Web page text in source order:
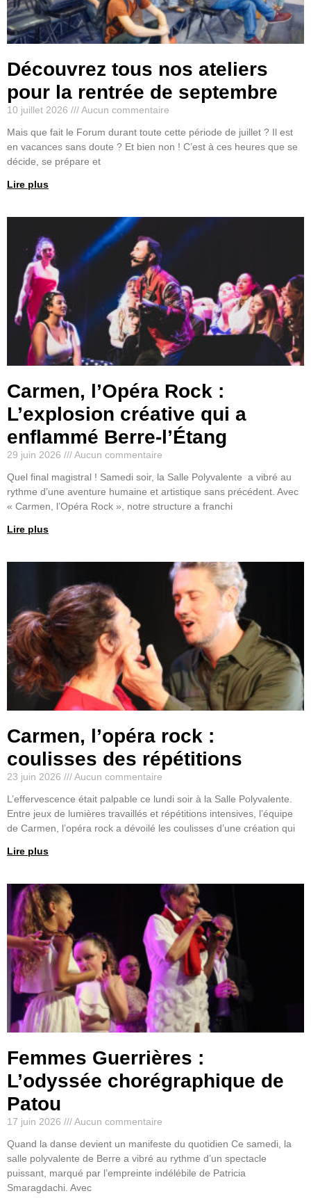
Découvrez tous nos ateliers
pour la rentrée de septembre
10 juillet 2026
Aucun commentaire
Mais que fait le Forum durant toute cette période de juillet ? Il est
en vacances sans doute ? Et bien non ! C’est à ces heures que se
décide, se prépare et
Lire plus
Carmen, l’Opéra Rock :
L’explosion créative qui a
enflammé Berre-l’Étang
29 juin 2026
Aucun commentaire
Quel final magistral ! Samedi soir, la Salle Polyvalente a vibré au
rythme d’une aventure humaine et artistique sans précédent. Avec
« Carmen, l’Opéra Rock », notre structure a franchi
Lire plus
Carmen, l’opéra rock :
coulisses des répétitions
23 juin 2026
Aucun commentaire
L’effervescence était palpable ce lundi soir à la Salle Polyvalente.
Entre jeux de lumières travaillés et répétitions intensives, l’équipe
de Carmen, l’opéra rock a dévoilé les coulisses d’une création qui
Lire plus
Femmes Guerrières :
L’odyssée chorégraphique de
Patou
17 juin 2026
Aucun commentaire
Quand la danse devient un manifeste du quotidien Ce samedi, la
salle polyvalente de Berre a vibré au rythme d’un spectacle
puissant, marqué par l’empreinte indélébile de Patricia
Smaragdachi. Avec